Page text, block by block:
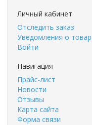
Личный кабинет
Отследить заказ
Уведомления о
Войти
Навигация
Прайс-лист
Новости
Отзывы
Карта сайта
Форма связи